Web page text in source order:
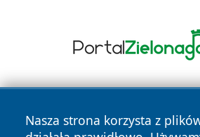
Nasza strona korzysta z